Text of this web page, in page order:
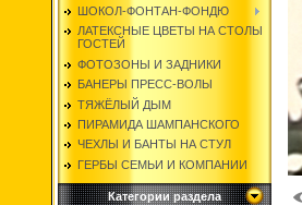
ШОКОЛ-ФОНТАН-ФОНДЮ
ЛАТЕКСНЫЕ ЦВЕТЫ НА СТОЛЫ
ГОСТЕЙ
ФОТОЗОНЫ И ЗАДНИКИ
БАНЕРЫ ПРЕСС-ВОЛЫ
ТЯЖЁЛЫЙ ДЫМ
ПИРАМИДА ШАМПАНСКОГО
ЧЕХЛЫ И БАНТЫ НА СТУЛ
ГЕРБЫ СЕМЬИ И КОМПАНИИ
Категории раздела